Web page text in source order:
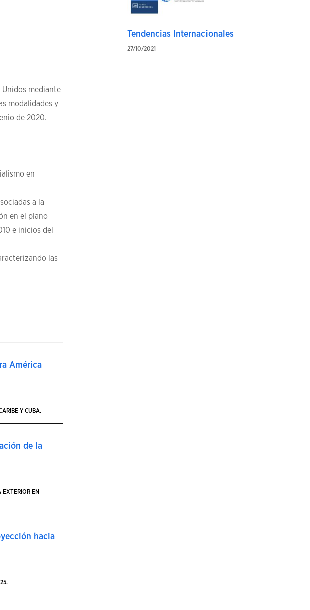
mediante
modalidades y
de 2020.
en
a la
en el plano
e inicios del
las
América
Y CUBA.
de la
EN
hacia
Tendencias Internacionales
27/10/2021